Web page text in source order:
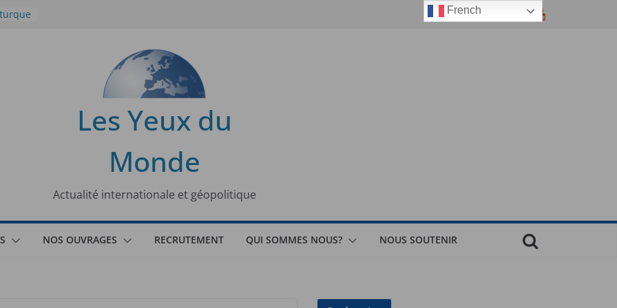
Les Yeux du
Monde
Actualité internationale et géopolitique
NOS OUVRAGES RECRUTEMENT QUI SOMMES NOUS? NOUS SOUTENIR
French